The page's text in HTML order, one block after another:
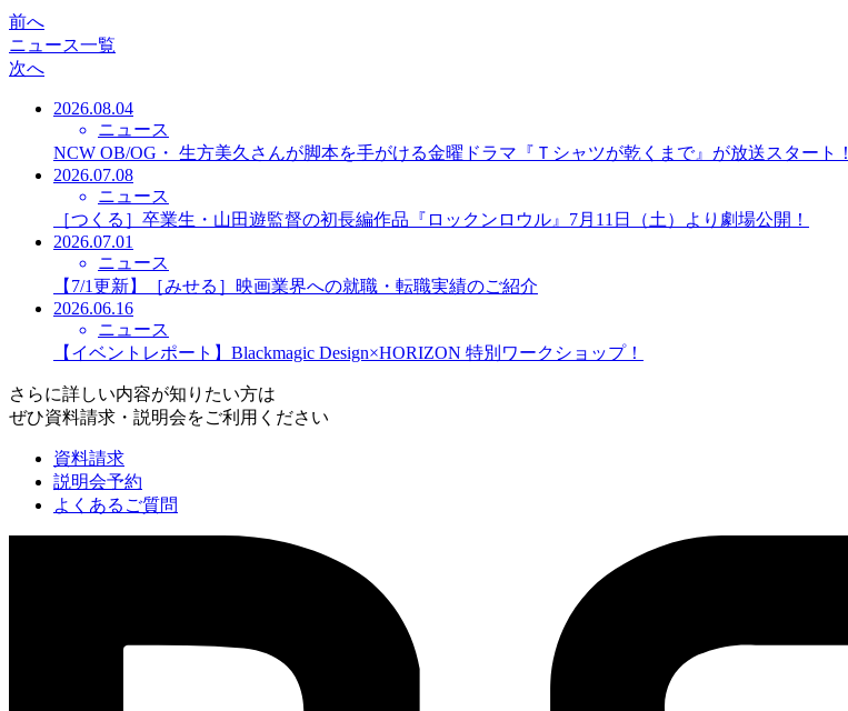
前へ
ニュース一覧
次へ
2026.08.04
ニュース
NCW OB/OG・ 生方美久さんが脚本を手がける金曜ドラマ『Ｔシャツが乾くまで』が放送スタート！
2026.07.08
ニュース
［つくる］卒業生・山田遊監督の初長編作品『ロックンロウル』7月11日（土）より劇場公開！
2026.07.01
ニュース
【7/1更新】［みせる］映画業界への就職・転職実績のご紹介
2026.06.16
ニュース
【イベントレポート】Blackmagic Design×HORIZON 特別ワークショップ！
さらに詳しい内容が知りたい方は
ぜひ資料請求・説明会をご利用ください
資料請求
説明会予約
よくあるご質問